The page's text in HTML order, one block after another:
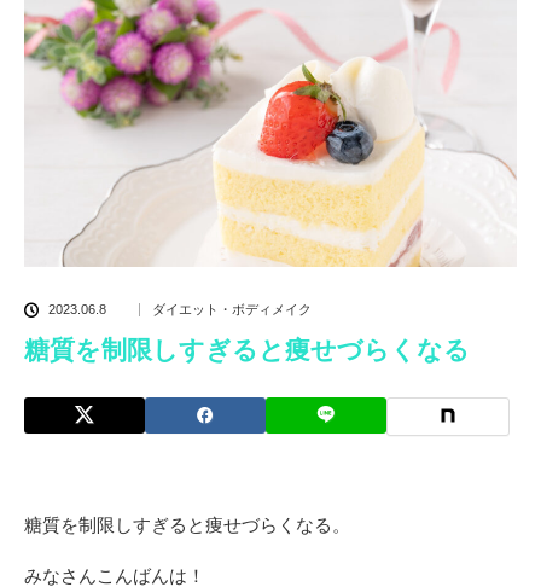
2023.06.8 ダイエット・ボディメイク
糖質を制限しすぎると痩せづらくなる
糖質を制限しすぎると痩せづらくなる。
みなさんこんばんは！